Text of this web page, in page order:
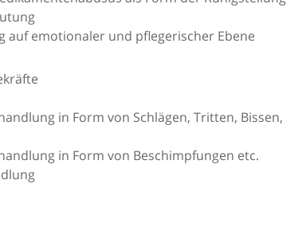
auf emotionaler und pflegerischer Ebene
in Form von Schlägen, Tritten, Bissen,
in Form von Beschimpfungen etc.